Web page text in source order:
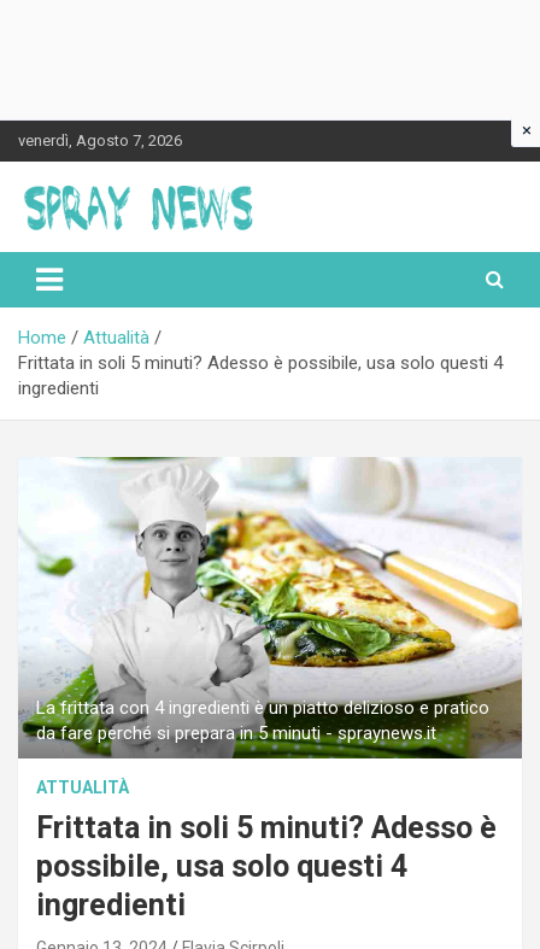
to
content
venerdì, Agosto 7, 2026
Spraynews.it
Home
Attualità
Frittata in soli 5 minuti? Adesso è possibile, usa solo questi 4
ingredienti
La frittata con 4 ingredienti è un piatto delizioso e pratico
da fare perché si prepara in 5 minuti - spraynews.it
ATTUALITÀ
Frittata in soli 5 minuti? Adesso è
possibile, usa solo questi 4
ingredienti
×